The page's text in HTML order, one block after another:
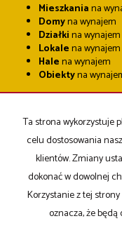
Mieszkaniana
Domyna wynajem
Działkina wynajem
Lokalena wynajem
Halena wynajem
Obiektyna
Mieszkaniana
Działkina sprzedaż
Lokalena sprzedaż
Hale na sprzedaż
Obiektyna
Strona główna notatnik
Ta strona wykorzystuje
celu dostosowania
klientów. Zmiany
dokonać w dowolnej
Korzystanie z tej
oznacza, że